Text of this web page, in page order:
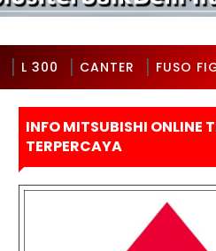
L 300 CANTER FUSO
INFO MITSUBISHI ONLINE
TERPERCAYA